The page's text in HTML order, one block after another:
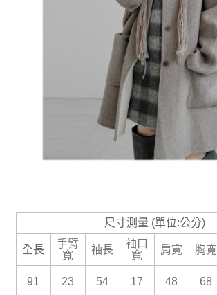
尺寸測量 (單位:公分)
全長
手臂
寬
袖長
袖口
寬
肩寬 胸寬
91 23 54 17 48 68